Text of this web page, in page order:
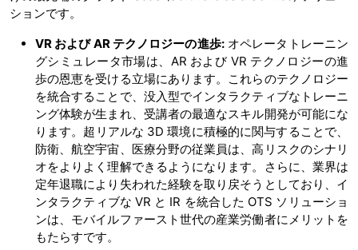
ションです。
VR およびAR テクノロジーの進歩:オペレータトレーニン
グシミュレータ市場は、AR および VR テクノロジーの進
歩の恩恵を受ける立場にあります。これらのテクノロジー
を統合することで、没入型でインタラクティブなトレーニ
ング体験が生まれ、受講者の最適なスキル開発が可能にな
ります。超リアルな 3D 環境に積極的に関与することで、
防衛、航空宇宙、医療分野の従業員は、高リスクのシナリ
オをよりよく理解できるようになります。さらに、業界は
定年退職により失われた経験を取り戻そうとしており、イ
ンタラクティブな VR と IR を統合した OTS ソリューショ
ンは、モバイルファースト世代の産業労働者にメリットを
もたらすです。